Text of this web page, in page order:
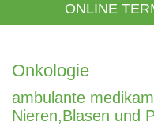
ONLINE
Onkologie
ambulante
Nieren,Blasen und